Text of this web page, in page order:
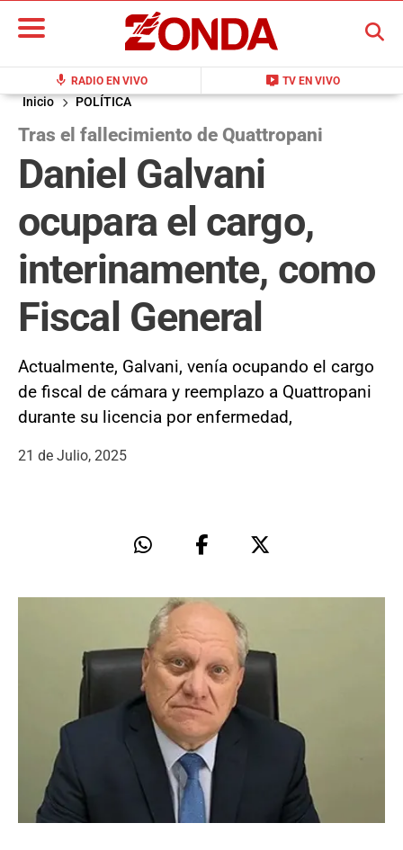
mic RADIO EN VIVO live_tv TV EN VIVO
BUSCAR
Inicio POLÍTICA
Tras el fallecimiento de Quattropani
Daniel Galvani
ocupara el cargo,
interinamente, como
Fiscal General
Actualmente, Galvani, venía ocupando el cargo
de fiscal de cámara y reemplazo a Quattropani
durante su licencia por enfermedad,
21 de Julio, 2025